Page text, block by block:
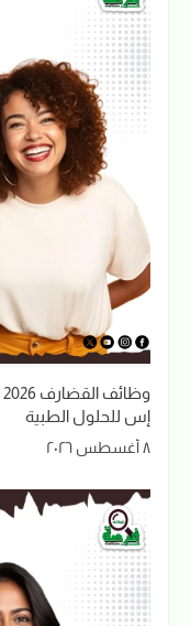
إس للحلول الطبية
٨ أغسطس ٢٠٢٦